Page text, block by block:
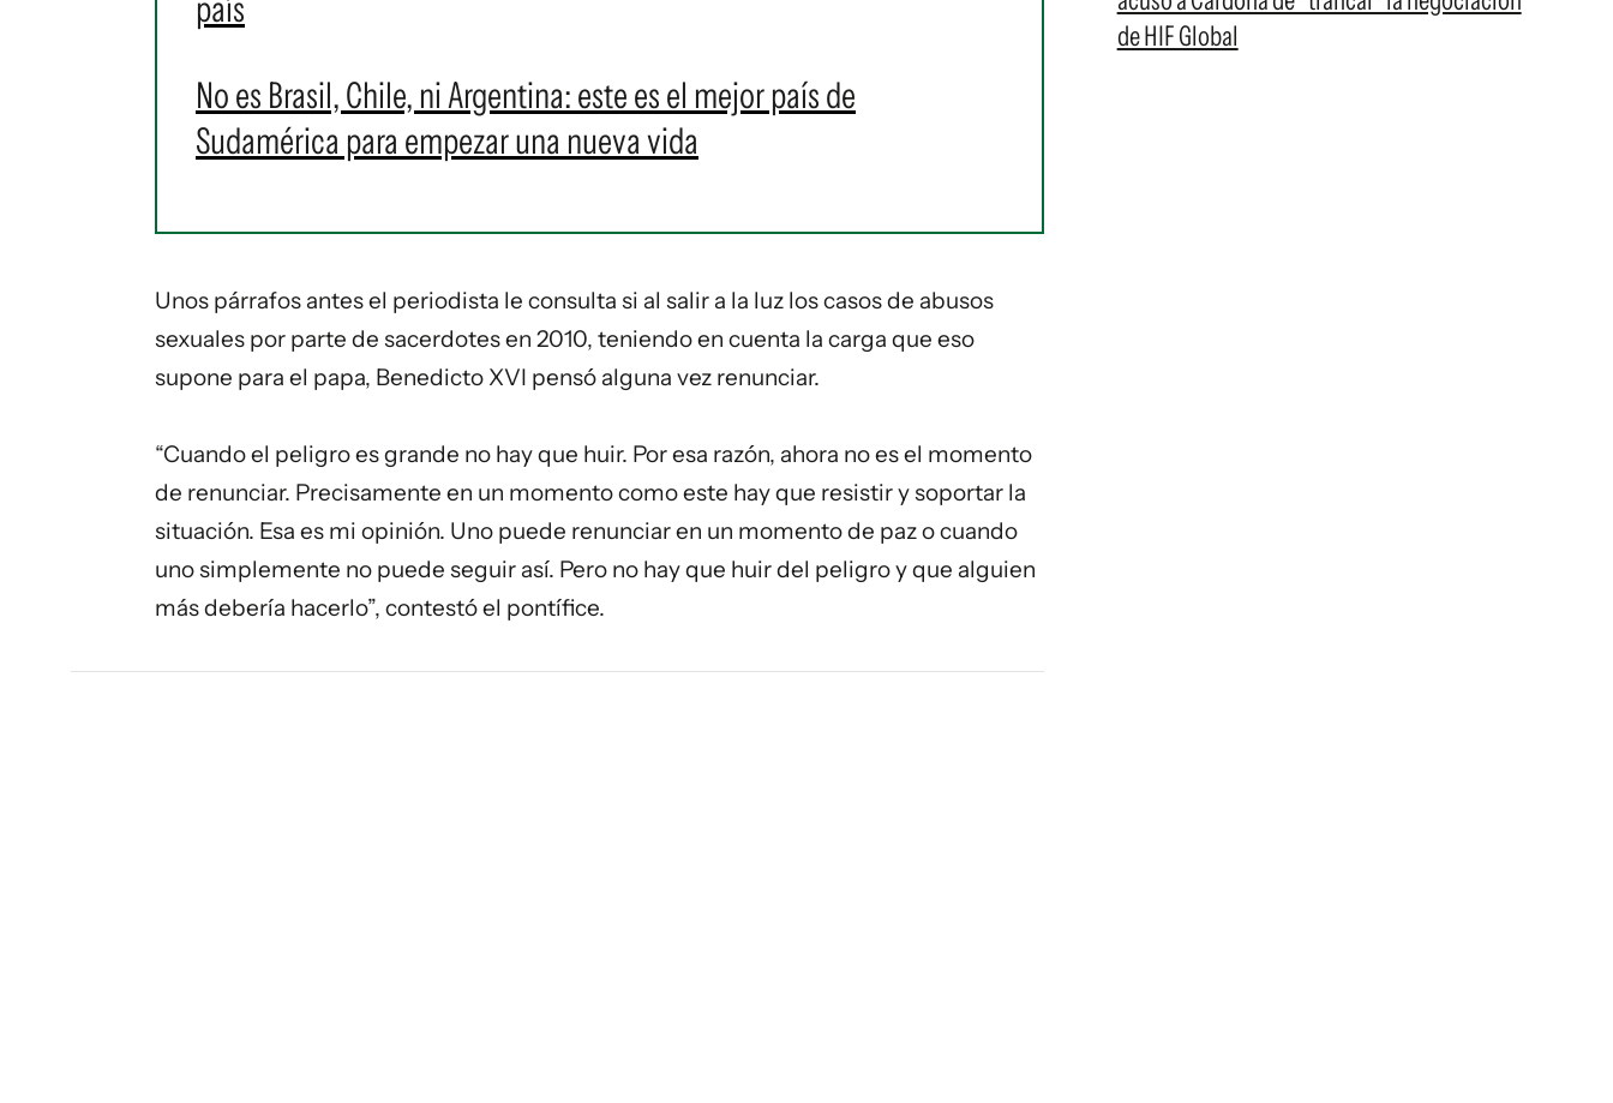
país
No es Brasil, Chile, ni Argentina: este es el mejor país de
Sudamérica para empezar una nueva vida
Unos párrafos antes el periodista le consulta si al salir a la luz los casos de abusos
sexuales por parte de sacerdotes en 2010, teniendo en cuenta la carga que eso
supone para el papa, Benedicto XVI pensó alguna vez renunciar.
“Cuando el peligro es grande no hay que huir. Por esa razón, ahora no es el momento
de renunciar. Precisamente en un momento como este hay que resistir y soportar la
situación. Esa es mi opinión. Uno puede renunciar en un momento de paz o cuando
uno simplemente no puede seguir así. Pero no hay que huir del peligro y que alguien
más debería hacerlo”, contestó el pontífice.
de HIF Global